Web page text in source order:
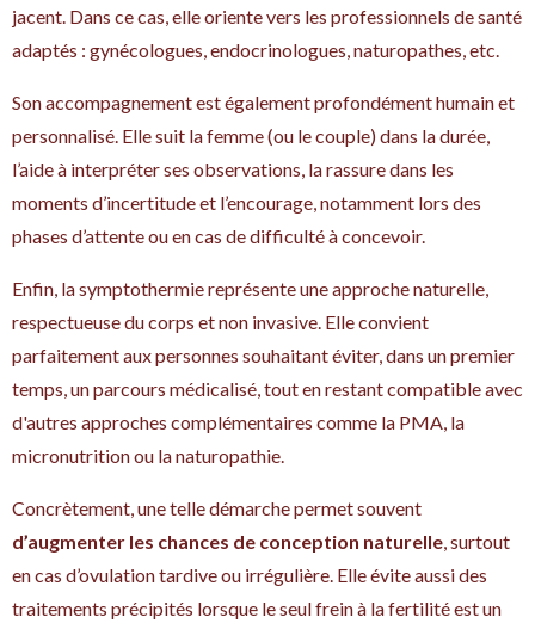
jacent. Dans ce cas, elle oriente vers les professionnels de santé
adaptés : gynécologues, endocrinologues, naturopathes, etc.
Son accompagnement est également profondément humain et
personnalisé. Elle suit la femme (ou le couple) dans la durée,
l’aide à interpréter ses observations, la rassure dans les
moments d’incertitude et l’encourage, notamment lors des
phases d’attente ou en cas de difficulté à concevoir.
Enfin, la symptothermie représente une approche naturelle,
respectueuse du corps et non invasive. Elle convient
parfaitement aux personnes souhaitant éviter, dans un premier
temps, un parcours médicalisé, tout en restant compatible avec
d'autres approches complémentaires comme la PMA, la
micronutrition ou la naturopathie.
Concrètement, une telle démarche permet souvent
d’augmenter les chances de conception naturelle, surtout
en cas d’ovulation tardive ou irrégulière. Elle évite aussi des
traitements précipités lorsque le seul frein à la fertilité est un